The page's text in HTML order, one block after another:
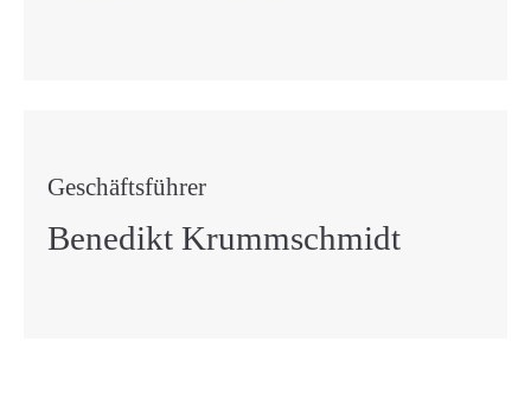
Geschäftsführer
Benedikt Krummschmidt